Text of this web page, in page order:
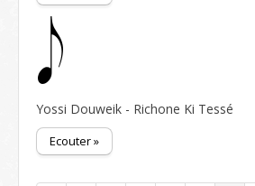
Yossi Douweik - Richone Ki Tessé
Ecouter »